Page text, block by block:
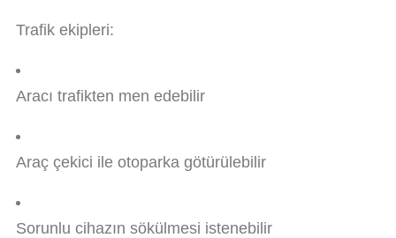
Trafik ekipleri:
Aracı trafikten men edebilir
Araç çekici ile otoparka götürülebilir
Sorunlu cihazın sökülmesi istenebilir